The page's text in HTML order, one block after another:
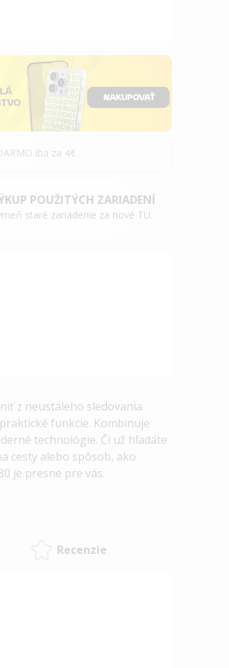
iba za 4€
POUŽITÝCH ZARIADENÍ
staré zariadenie za nové TU.
z neustáleho sledovania
funkcie. Kombinuje
technológie. Či už hľadáte
cesty alebo spôsob, ako
je presne pre vás.
Recenzie